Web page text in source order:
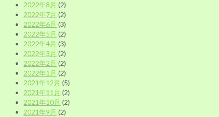
2022年8月 (2)
2022年7月 (2)
2022年6月 (3)
2022年5月 (2)
2022年4月 (3)
2022年3月 (2)
2022年2月 (2)
2022年1月 (2)
2021年12月 (5)
2021年11月 (2)
2021年10月 (2)
2021年9月 (2)